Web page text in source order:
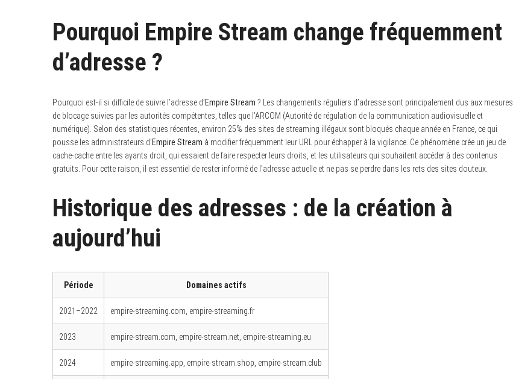
Pourquoi Empire Stream change fréquemment
d’adresse ?
Pourquoi est-il si difficile de suivre l’adresse d’Empire Stream ? Les changements réguliers d’adresse sont principalement dus aux mesures
de blocage suivies par les autorités compétentes, telles que l’ARCOM (Autorité de régulation de la communication audiovisuelle et
numérique). Selon des statistiques récentes, environ 25% des sites de streaming illégaux sont bloqués chaque année en France, ce qui
pousse les administrateurs d’Empire Stream à modifier fréquemment leur URL pour échapper à la vigilance. Ce phénomène crée un jeu de
cache-cache entre les ayants droit, qui essaient de faire respecter leurs droits, et les utilisateurs qui souhaitent accéder à des contenus
gratuits. Pour cette raison, il est essentiel de rester informé de l’adresse actuelle et ne pas se perdre dans les rets des sites douteux.
Historique des adresses : de la création à
aujourd’hui
Période Domaines actifs
2021–2022 empire-streaming.com, empire-streaming.fr
2023 empire-stream.com, empire-stream.net, empire-streaming.eu
2024 empire-streaming.app, empire-stream.shop, empire-stream.club
c
r